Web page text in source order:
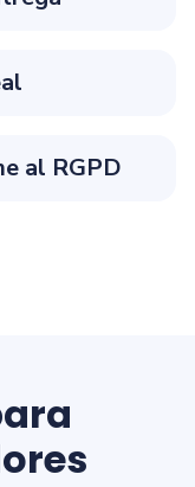
al RGPD